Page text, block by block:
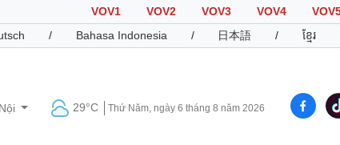
VOV1 VOV2 VOV3 VOV4
/ Bahasa Indonesia / 日本語 / ខ្មែរ
29°C Thứ Năm, ngày 6 tháng 8 năm 2026